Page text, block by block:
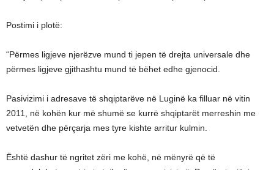
Postimi i plotë:
“Përmes ligjeve njerëzve mund ti jepen të drejta universale dhe
përmes ligjeve gjithashtu mund të bëhet edhe gjenocid.
Pasivizimi i adresave të shqiptarëve në Luginë ka filluar në vitin
2011, në kohën kur më shumë se kurrë shqiptarët merreshin me
vetvetën dhe përçarja mes tyre kishte arritur kulmin.
Është dashur të ngritet zëri me kohë, në mënyrë që të